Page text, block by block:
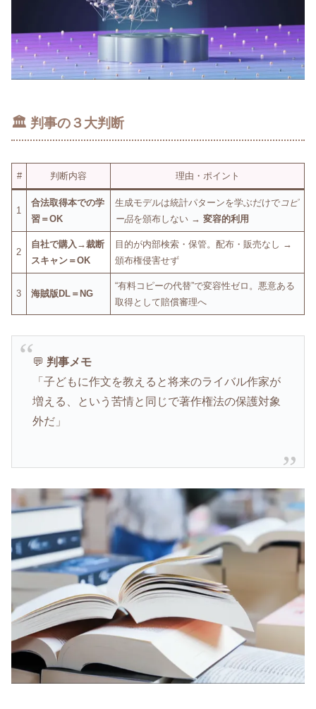
🏛️ 判事の３大判断
# 判断内容 理由・ポイント
1
合法取得本での学
習＝OK
生成モデルは統計パターンを学ぶだけでコピ
ー品を頒布しない →変容的利用
2
自社で購入→裁断
スキャン＝OK
目的が内部検索・保管。配布・販売なし →
頒布権侵害せず
3 海賊版DL＝NG
“有料コピーの代替”で変容性ゼロ。悪意ある
取得として賠償審理へ
💬 判事メモ
「子どもに作文を教えると将来のライバル作家が
増える、という苦情と同じで著作権法の保護対象
外だ」